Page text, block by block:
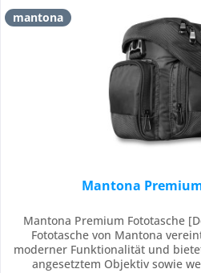
mantona
Mantona
Mantona Premium Fototasche
Fototasche von Mantona
moderner Funktionalität und
angesetztem Objektiv sowie